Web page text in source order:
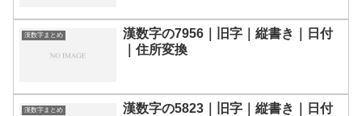
漢数字まとめ
漢数字の7956｜旧字｜縦書き｜日付
｜住所変換
漢数字まとめ
漢数字の5823｜旧字｜縦書き｜日付